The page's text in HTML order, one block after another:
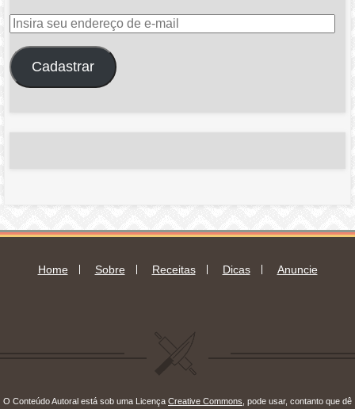
Insira
endereço
de
Cadastrar
Home Sobre Receitas Dicas Anuncie
O Conteúdo Autoral está sob uma Licença Creative Commons , pode usar, contanto que dê